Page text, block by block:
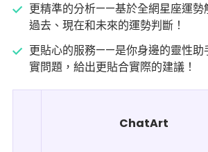
更精準的分析——基於全網星座運勢
過去、現在和未來的運勢判斷！
更貼心的服務——是你身邊的靈性助
實問題，給出更貼合實際的建議！
ChatArt